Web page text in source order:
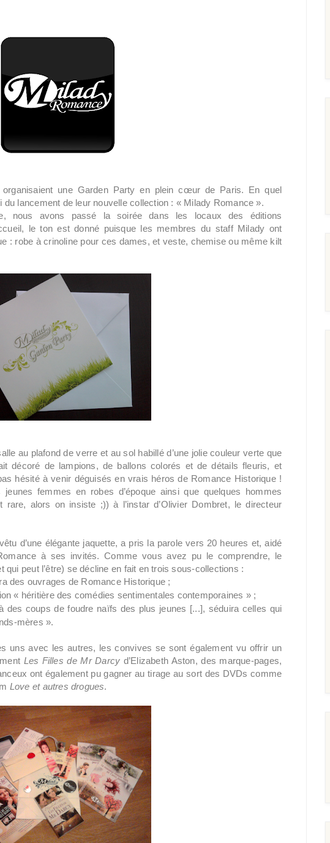
une Garden Party en plein cœur de Paris. En quel
lancement de leur nouvelle collection : « Milady Romance ».
nous avons passé la soirée dans les locaux des éditions
le ton est donné puisque les membres du staff Milady ont
: robe à crinoline pour ces dames, et veste, chemise ou même kilt
au plafond de verre et au sol habillé d’une jolie couleur verte que
décoré de lampions, de ballons colorés et de détails fleuris, et
hésité à venir déguisés en vrais héros de Romance Historique !
femmes en robes d’époque ainsi que quelques hommes
rare, alors on insiste ;)) à l’instar d’Olivier Dombret, le directeur
d’une élégante jaquette, a pris la parole vers 20 heures et, aidé
à ses invités. Comme vous avez pu le comprendre, le
qui peut l’être) se décline en fait en trois sous-collections :
des ouvrages de Romance Historique ;
« héritière des comédies sentimentales contemporaines » ;
des coups de foudre naïfs des plus jeunes [...], séduira celles qui
mères ».
uns avec les autres, les convives se sont également vu offrir un
Les Filles de Mr Darcy d’Elizabeth Aston, des marque-pages,
ont également pu gagner au tirage au sort des DVDs comme
Love et autres drogues.